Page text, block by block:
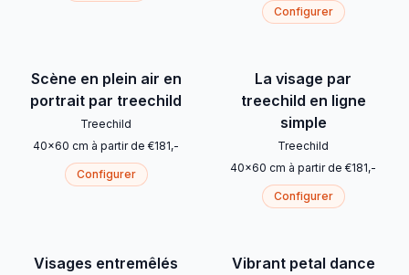
Configurer
Scène en plein air en
portrait par treechild
Treechild
40x60 cm à partir de €181,-
Configurer
La visage par
treechild en ligne
simple
Treechild
40x60 cm à partir de €181,-
Configurer
Visages entremêlés
Vibrant petal dance